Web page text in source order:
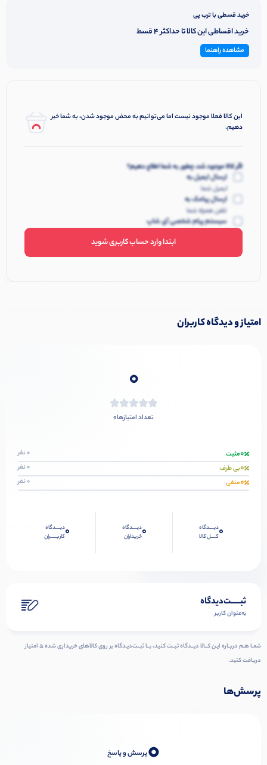
خرید قسطی با ترب پی
خرید اقساطی این کالا تا حداکثر 4 قسط
مشاهده راهنما
این کالا فعلا موجود نیست اما می‌توانیم به محض موجود شدن، به شما خبر
دهیم.
اگر کالا موجود شد، چطور به شما اطلاع دهیم؟
ارسال ایمیل به
ایمیل شما
ارسال پیامک به
تلفن همراه شما
سیستم پیام شخصی آی شاپ
ابتدا وارد حساب کاربری شوید
امتیاز و دیدگاه کاربران
0
تعداد امتیازها0
0مثبت 0 نفر
0بی طرف 0 نفر
0منفی 0 نفر
0دیــــدگاه
کــــل کالا
0دیــــدگاه
خریداران
0دیــــدگاه
کاربـــــران
ثبـــــت‌دیدگاه
به‌عنوان کاربر
شمـا هـم دربـاره ایـن کــالا دیــدگاه ثبــت کنید، بــا ثبــت‌دیـدگاه بر روی کالاهای خریداری شده ۵ امتیاز
دریافت کنید.
پرسش‌ها
0پرسش و پاسخ